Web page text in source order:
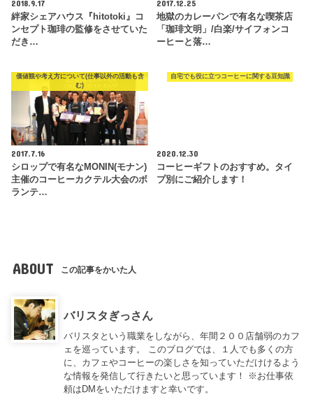
2018.9.17
絆家シェアハウス『hitotoki』コ
ンセプト珈琲の監修をさせていた
だき…
2017.12.25
地獄のカレーパンで有名な喫茶店
「珈琲文明」/白楽/サイフォンコ
ーヒーと落…
価値観や考え方について(仕事以外の活動も含
む)
2017.7.16
シロップで有名なMONIN(モナン)
主催のコーヒーカクテル大会のボ
ランテ…
自宅でも役に立つコーヒーに関する豆知識
2020.12.30
コーヒーギフトのおすすめ。タイ
プ別にご紹介します！
ABOUT この記事をかいた人
バリスタぎっさん
バリスタという職業をしながら、年間２００店舗弱のカフ
ェを巡っています。 このブログでは、１人でも多くの方
に、カフェやコーヒーの楽しさを知っていただけけるよう
な情報を発信して行きたいと思っています！ ※お仕事依
頼はDMをいただけますと幸いです。